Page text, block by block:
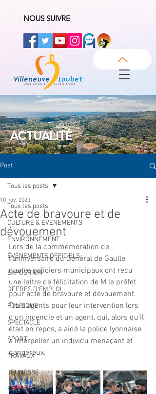
NOUS SUIVRE
ACTUALITÉ
Post
Tous les posts
CULTURE & EVENEMENTS
ENVIRONNEMENT
ÉVÉNEMENTS OFFICIELS
EXPOSITION
OFFRES D'EMPLOI
POLITIQUE
SPECTACLE
SPORT
TRAVAUX
JEUNESSE
SOLIDARITÉ
Tous les posts
Acte de bravoure et de
dévouement
10 nov. 2023
Lors de la commémoration de
l'anniversaire du Général de Gaulle,
quatre policiers municipaux ont reçu
une lettre de félicitation de M le préfet
pour acte de bravoure et dévouement.
Trois agents pour leur intervention lors
d'un incendie et un agent, qui, alors qu'il
était en repos, a aidé la police lyonnaise
à interpeller un individu menaçant et
dangereux.